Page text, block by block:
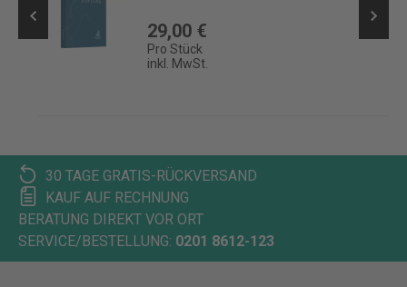
29,00 €
Pro Stück
inkl. MwSt.
30 TAGE GRATIS-RÜCKVERSAND
KAUF AUF RECHNUNG
BERATUNG DIREKT VOR ORT
SERVICE/BESTELLUNG: 0201 8612-123